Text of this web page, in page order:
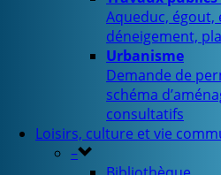
Aqueduc,
déneigement,
Urbanisme
Demande de
schéma
consultatifs
Loisirs, culture et vie
–